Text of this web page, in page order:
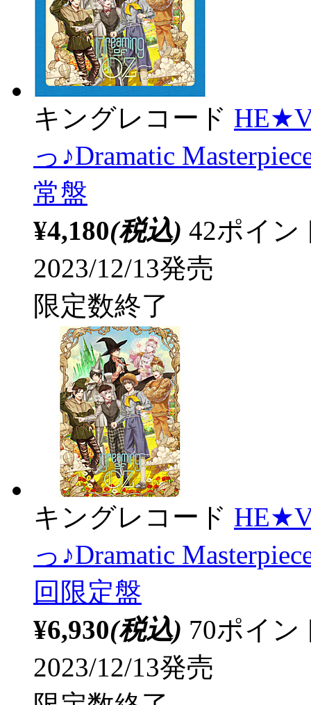
キングレコード
っ♪Dramatic
常盤
¥4,180(税込) 42ポイ
2023/12/13発売
限定数終了
キングレコード
っ♪Dramatic
回限定盤
¥6,930(税込) 70ポイ
2023/12/13発売